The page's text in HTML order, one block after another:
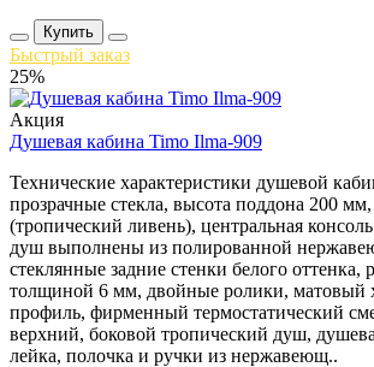
Купить
Быстрый заказ
25%
Акция
Душевая кабина Timo Ilma-909
Технические характеристики душевой
прозрачные стекла, высота поддона 200
(тропический ливень), центральная
душ выполнены из полированной
стеклянные задние стенки белого оттенка,
толщиной 6 мм, двойные ролики, матовый
профиль, фирменный термостатический
верхний, боковой тропический душ,
лейка, полочка и ручки из нержавеющ..